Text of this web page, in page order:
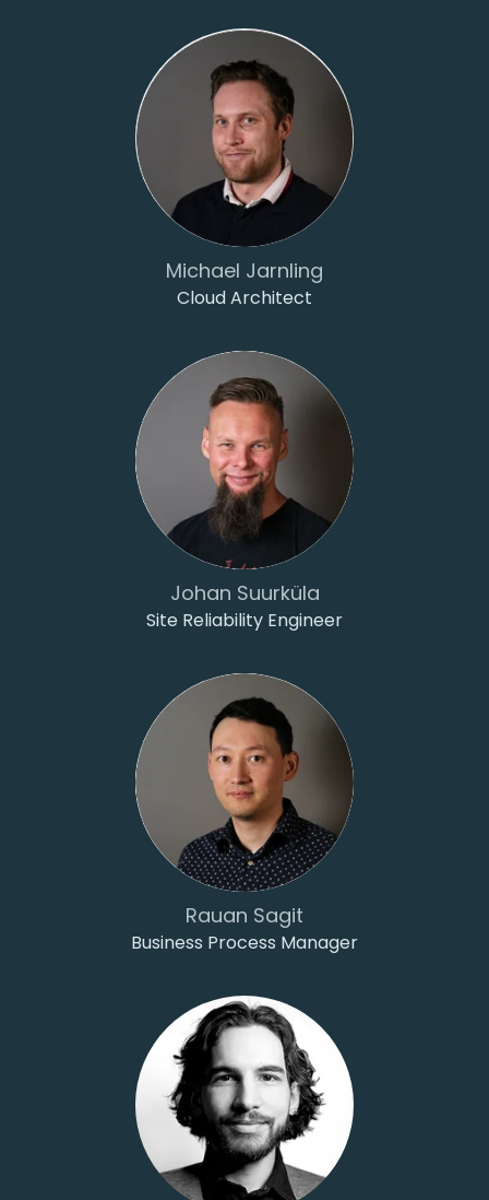
Michael Jarnling
Cloud Architect
Johan Suurküla
Site Reliability Engineer
Rauan Sagit
Business Process Manager